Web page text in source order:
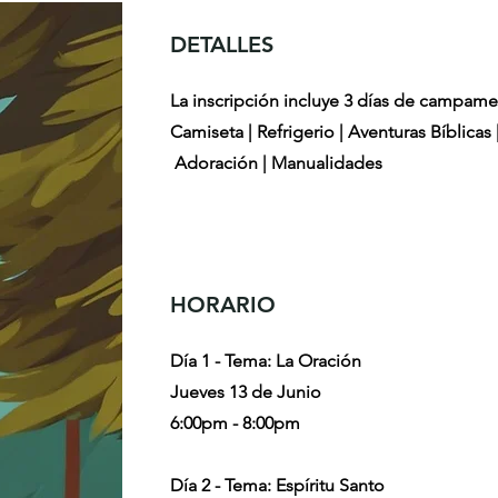
DETALLES
La inscripción incluye 3 días de
Camiseta | Refrigerio | Aventuras
Adoración | Manualidades
HORARIO
Día 1 - Tema: La Oración
Jueves 13 de Junio
6:00pm - 8:00pm
Día 2 - Tema: Espíritu Santo